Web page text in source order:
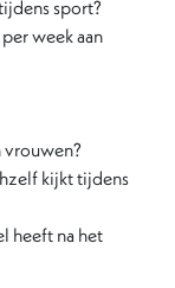
sport?
week aan
vrouwen?
kijkt tijdens
heeft na het